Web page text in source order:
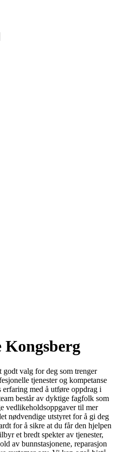
valg for deg som trenger
tjenester og kompetanse
med å utføre oppdrag i
består av dyktige fagfolk som
vedlikeholdsoppgaver til mer
nødvendige utstyret for å gi deg
for å sikre at du får den hjelpen
et bredt spekter av tjenester,
av bunnstasjonene, reparasjon